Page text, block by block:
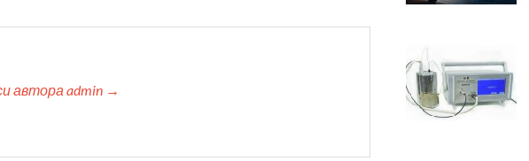
автора admin →